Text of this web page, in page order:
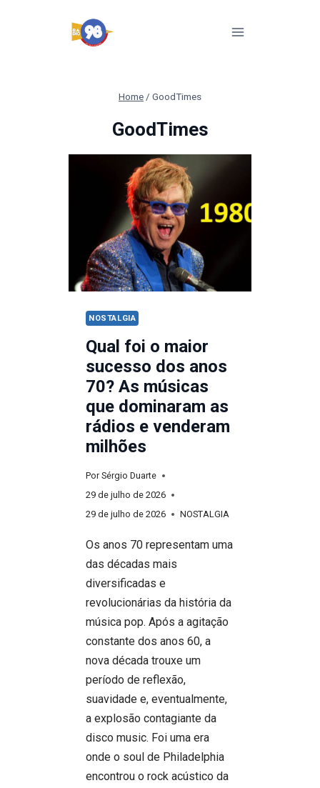
Home / GoodTimes
GoodTimes
NOSTALGIA
Qual foi o maior
sucesso dos anos
70? As músicas
que dominaram as
rádios e venderam
milhões
Por Sérgio Duarte
29 de julho de 2026
29 de julho de 2026
NOSTALGIA
Os anos 70 representam uma
das décadas mais
diversificadas e
revolucionárias da história da
música pop. Após a agitação
constante dos anos 60, a
nova década trouxe um
período de reflexão,
suavidade e, eventualmente,
a explosão contagiante da
disco music. Foi uma era
onde o soul de Philadelphia
encontrou o rock acústico da